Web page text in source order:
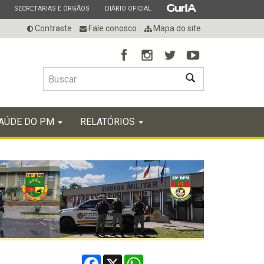
ESTADO
SECRETARIAS E ÓRGÃOS ESTADO
DIÁRIO OFICIAL ESTADO
Contraste Fale conosco Mapa do site
BUSCAR
DO PM RELATÓRIOS
Facebook
X WhatsApp